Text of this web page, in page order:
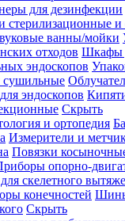
для дезинфекции
стерилизационные
ванны/мойки
отходов Шкафы
эндоскопов
эндоскопов
Скрыть
и ортопедия
Измерители и
Повязки
опорно-
скелетного
конечностей
Скрыть